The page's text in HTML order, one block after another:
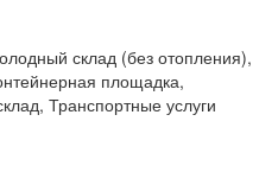
склад (без отопления),
площадка,
Транспортные услуги